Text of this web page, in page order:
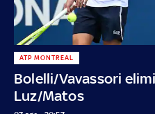
Bolelli/Vavassori
Luz/Matos
ATP MONTREAL